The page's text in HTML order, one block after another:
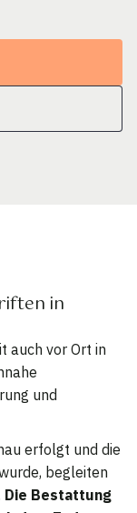
in
auch vor Ort in
und
erfolgt und die
begleiten
Die Bestattung